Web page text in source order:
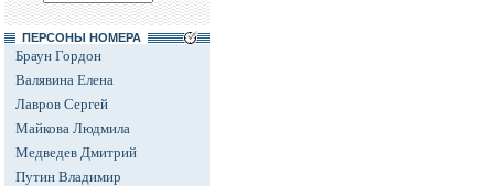
ПЕРСОНЫ НОМЕРА
Браун Гордон
Валявина Елена
Лавров Сергей
Майкова Людмила
Медведев Дмитрий
Путин Владимир